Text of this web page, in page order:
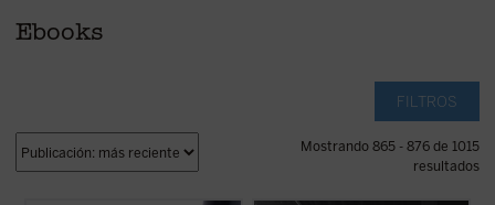
Ebooks
FILTROS
Mostrando 865 - 876 de 1015
resultados